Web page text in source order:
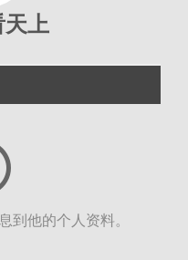
天上
到他的个人资料。